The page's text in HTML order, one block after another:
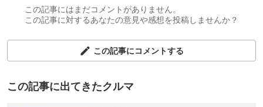
この記事にはまだコメントがありません。
この記事に対するあなたの意見や感想を投稿しませんか？
この記事にコメントする
この記事に出てきたクルマ